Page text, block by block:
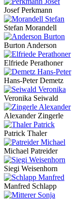
Josef Perkmann
Stefan Morandell
Burton Anderson
Elfriede Perathoner
Hans-Peter Demetz
Veronika Seiwald
Alexander Zingerle
Patrick Thaler
Michael Patreider
Siegi Weisenhorn
Manfred Schlapp